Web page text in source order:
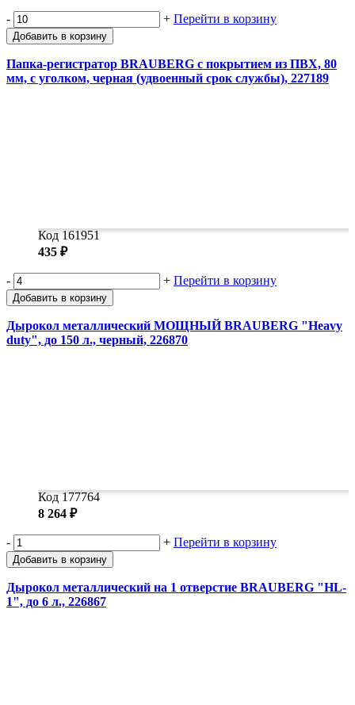
- + Перейти в корзину
Добавить в корзину
Папка-регистратор BRAUBERG с покрытием из ПВХ, 80
мм, с уголком, черная (удвоенный срок службы), 227189
Код 161951
435 ₽
- + Перейти в корзину
Добавить в корзину
Дырокол металлический МОЩНЫЙ BRAUBERG "Heavy
duty", до 150 л., черный, 226870
Код 177764
8 264 ₽
- + Перейти в корзину
Добавить в корзину
Дырокол металлический на 1 отверстие BRAUBERG "HL-
1", до 6 л., 226867